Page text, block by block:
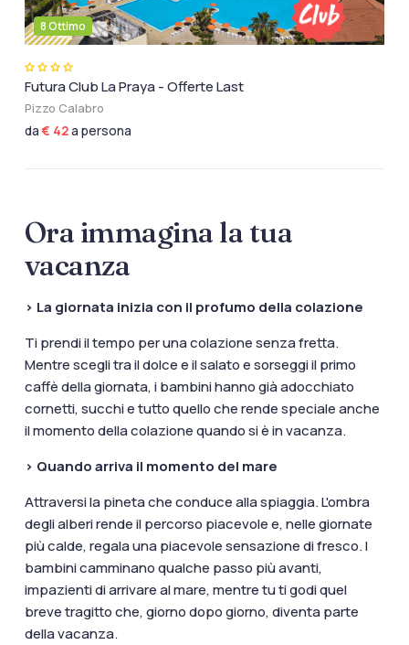
8 Ottimo
Futura Club La Praya - Offerte Last
Pizzo Calabro
da € 42a persona
Ora immagina la tua
vacanza
> La giornata inizia con il profumo della colazione
Ti prendi il tempo per una colazione senza fretta.
Mentre scegli tra il dolce e il salato e sorseggi il primo
caffè della giornata, i bambini hanno già adocchiato
cornetti, succhi e tutto quello che rende speciale anche
il momento della colazione quando si è in vacanza.
> Quando arriva il momento del mare
Attraversi la pineta che conduce alla spiaggia. L'ombra
degli alberi rende il percorso piacevole e, nelle giornate
più calde, regala una piacevole sensazione di fresco. I
bambini camminano qualche passo più avanti,
impazienti di arrivare al mare, mentre tu ti godi quel
breve tragitto che, giorno dopo giorno, diventa parte
della vacanza.